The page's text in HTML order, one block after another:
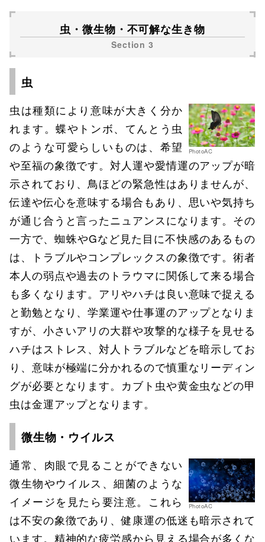
虫・微生物・不可解な生き物
虫
PhotoAC
虫は種類により意味が大きく分か
れます。蝶やトンボ、てんとう虫
のような可愛らしいものは、希望
や至福の象徴です。対人運や愛情運のアップが暗
示されており、鳥ほどの緊急性はありませんが、
伝達や伝心を意味する場合もあり、思いや気持ち
が通じ合うと言ったニュアンスになります。その
一方で、蜘蛛やGなど見た目に不快感のあるもの
は、トラブルやコンプレックスの象徴です。術者
本人の弱点や過去のトラウマに関係して来る場合
も多くなります。アリやハチは良い意味で捉える
と勤勉となり、学業運や仕事運のアップとなりま
すが、小さいアリの大群や攻撃的な様子を見せる
ハチはストレス、対人トラブルなどを暗示してお
り、意味が極端に分かれるので慎重なリーディン
グが必要となります。カブト虫や黄金虫などの甲
虫は金運アップとなります。
微生物・ウイルス
PhotoAC
通常、肉眼で見ることができない
微生物やウイルス、細菌のような
イメージを見たら要注意。これら
は不安の象徴であり、健康運の低迷も暗示されて
います。精神的な疲労感から見える場合が多くな